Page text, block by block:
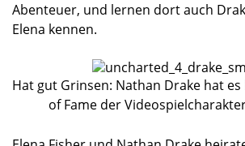
Abenteuer, und lernen dort auch
Elena kennen.
Hat gut Grinsen: Nathan Drake hat
of Fame der